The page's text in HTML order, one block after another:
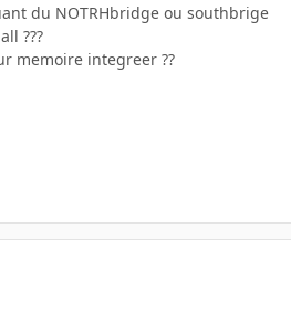
du NOTRHbridge ou southbrige
???
memoire integreer ??